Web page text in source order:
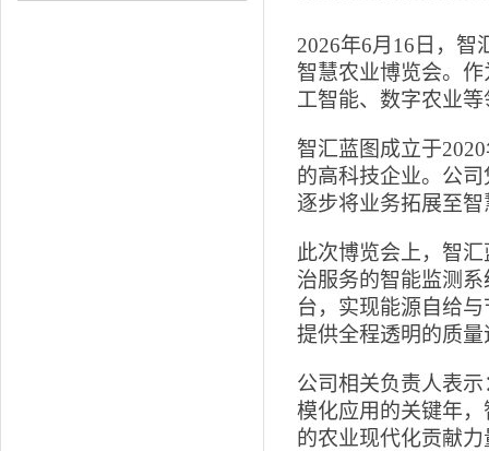
2026年6月16日，
智慧农业博览会。
工智能、数字农业
智汇蓝图成立于
的高科技企业。公
逐步将业务拓展至
此次博览会上，智
治服务的智能监测
台，实现能源自给
提供全程透明的质
公司相关负责人表
模化应用的关键年
的农业现代化贡献